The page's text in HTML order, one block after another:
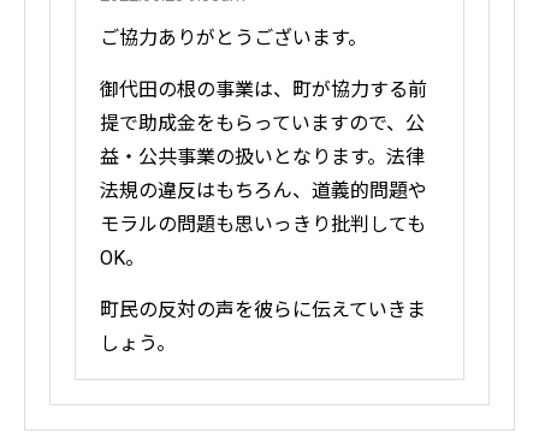
ご協力ありがとうございます。
御代田の根の事業は、町が協力する前
提で助成金をもらっていますので、公
益・公共事業の扱いとなります。法律
法規の違反はもちろん、道義的問題や
モラルの問題も思いっきり批判しても
OK。
町民の反対の声を彼らに伝えていきま
しょう。